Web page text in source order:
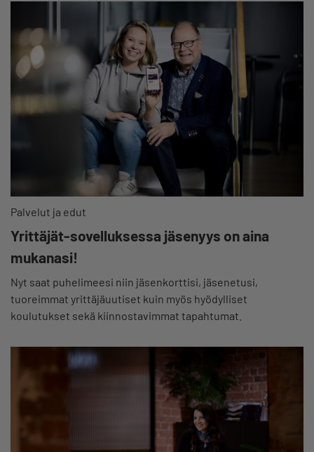
Palvelut ja edut
Yrittäjät-sovelluksessa jäsenyys on aina
mukanasi!
Nyt saat puhelimeesi niin jäsenkorttisi, jäsenetusi,
tuoreimmat yrittäjäuutiset kuin myös hyödylliset
koulutukset sekä kiinnostavimmat tapahtumat.